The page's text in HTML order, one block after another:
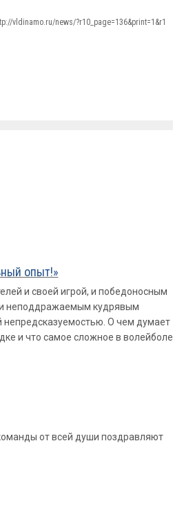
vldinamo.ru/news/?r10_page=136&print=1&r1
опыт!»
и своей игрой, и победоносным
неподдражаемым кудрявым
О чем думает
и что самое сложное в волейболе
от всей души поздравляют